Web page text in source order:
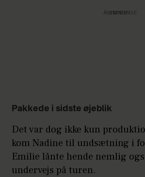
Annonce
Pakkede i sidste øjeblik
Det var dog ikke kun
kom Nadine til undsætning i
Emilie lånte hende nemlig
undervejs på turen.